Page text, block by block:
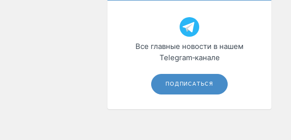
Все главные новости в нашем
Telegram‑канале
ПОДПИСАТЬСЯ